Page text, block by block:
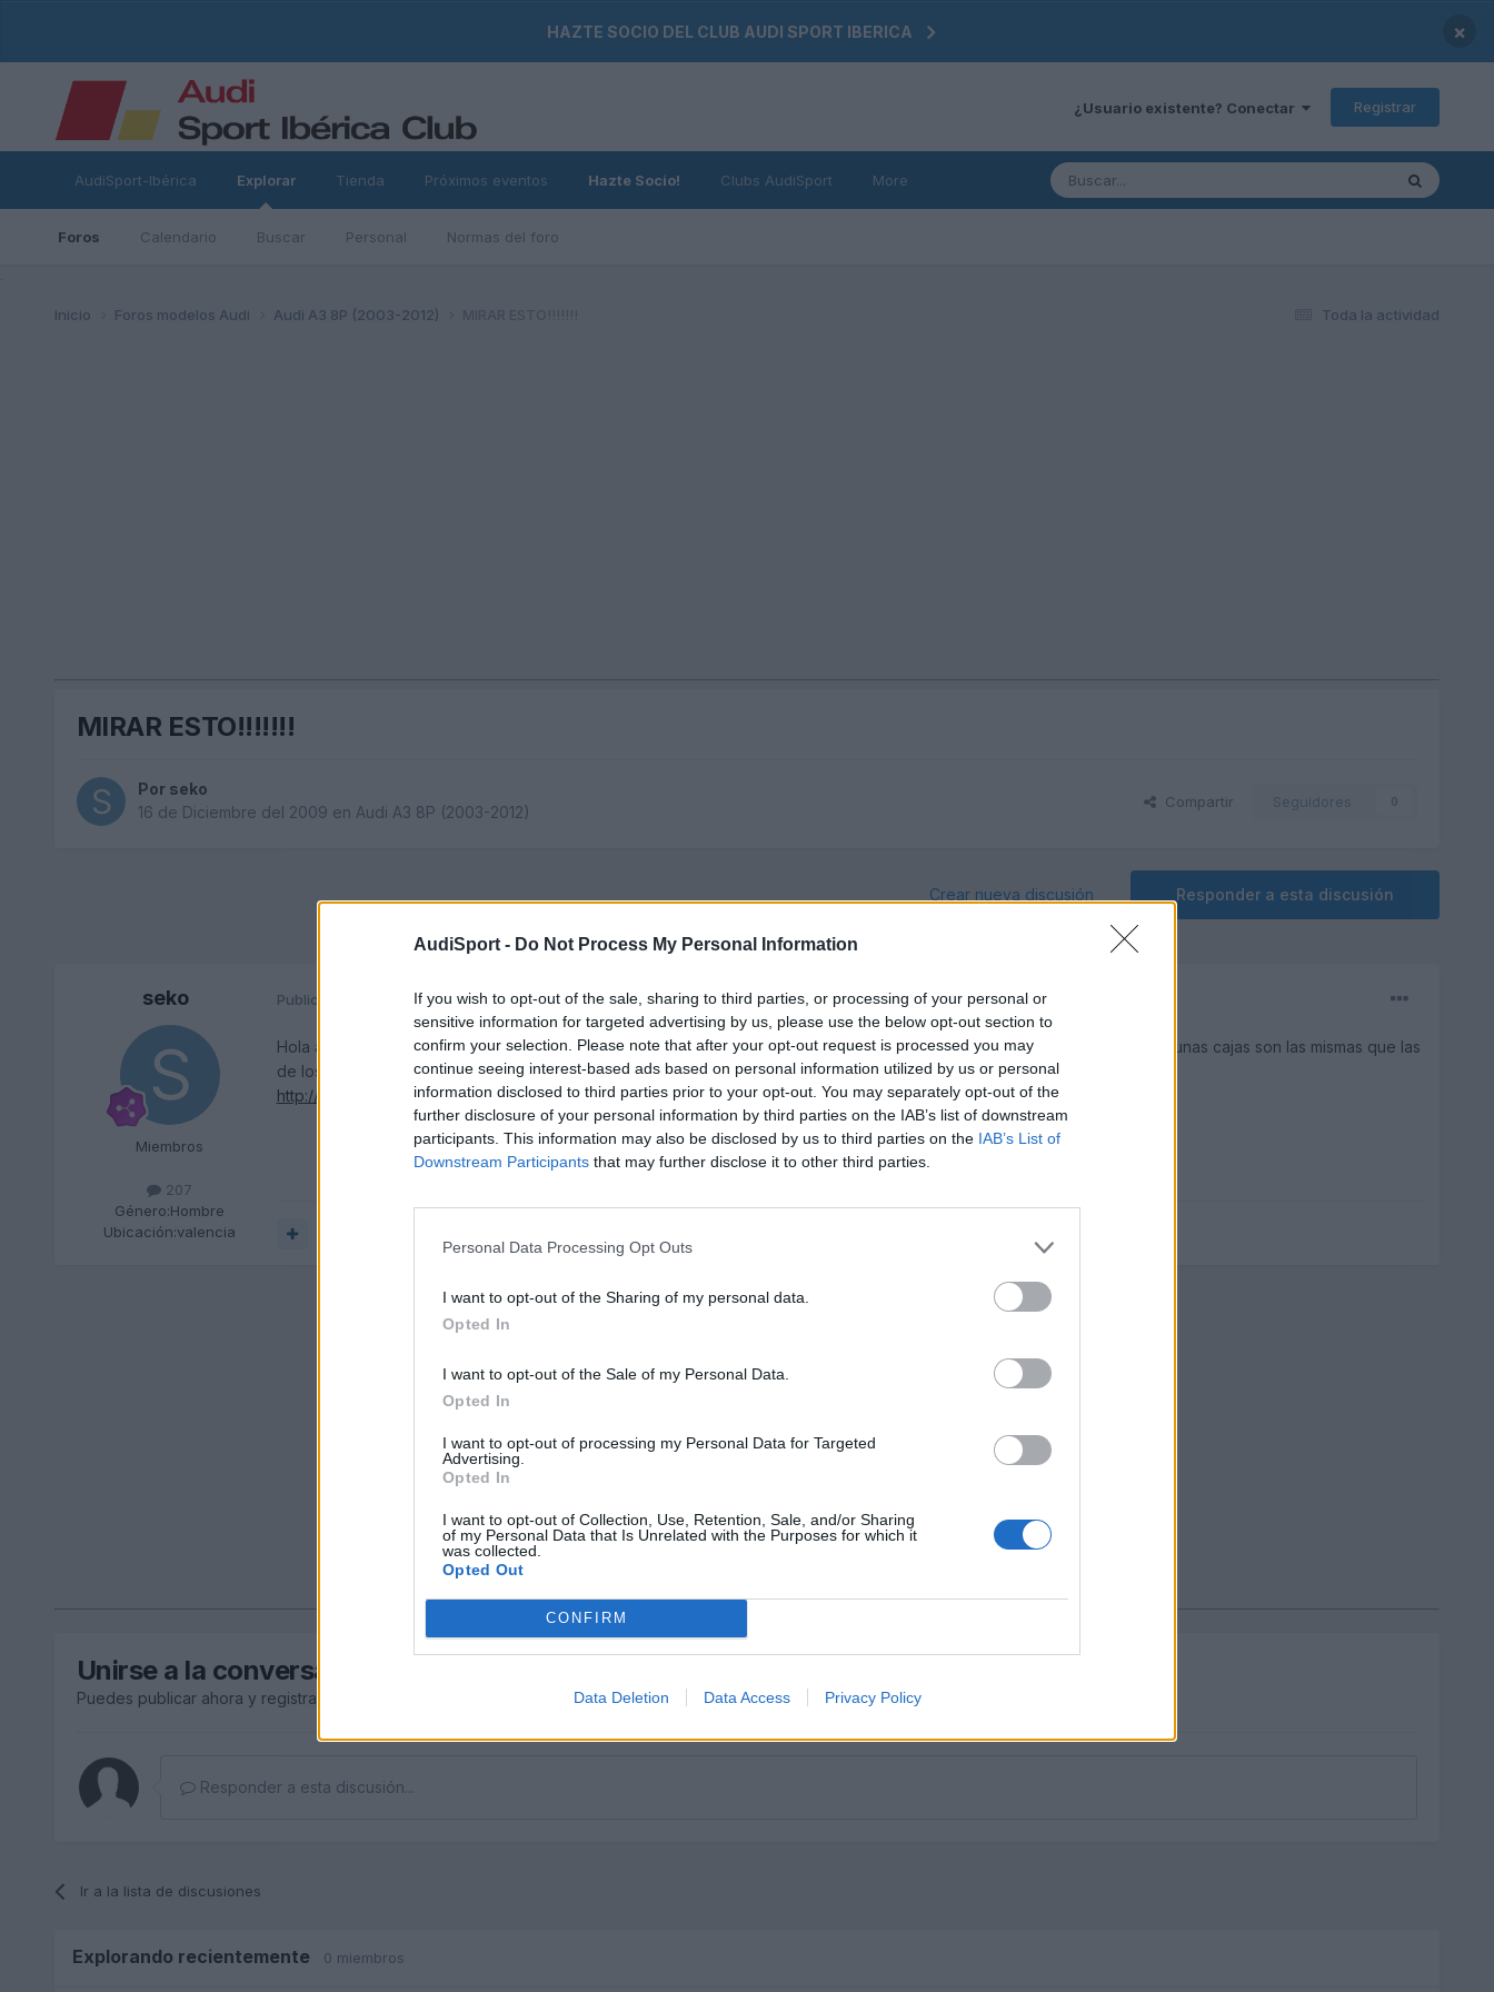
AudiSport - Do Not Process My Personal Information
If you wish to opt-out of the sale, sharing to third parties, or processing of your personal or
sensitive information for targeted advertising by us, please use the below opt-out section to
confirm your selection. Please note that after your opt-out request is processed you may
continue seeing interest-based ads based on personal information utilized by us or personal
information disclosed to third parties prior to your opt-out. You may separately opt-out of the
further disclosure of your personal information by third parties on the IAB’s list of downstream
participants. This information may also be disclosed by us to third parties on the IAB’s List of
Downstream Participants that may further disclose it to other third parties.
Personal Data Processing Opt Outs
I want to opt-out of the Sharing of my personal data.
Opted In
I want to opt-out of the Sale of my Personal Data.
Opted In
I want to opt-out of processing my Personal Data for Targeted
Advertising.
Opted In
I want to opt-out of Collection, Use, Retention, Sale, and/or Sharing
of my Personal Data that Is Unrelated with the Purposes for which it
was collected.
Opted Out
CONFIRM
Data Deletion Data Access Privacy Policy
HAZTE SOCIO DEL CLUB AUDI SPORT IBERICA ×
¿Usuario existente? Conectar Registrar
AudiSport-Ibérica Explorar
Foros Calendario Buscar Personal Normas del foro
Tienda Próximos eventos Hazte Socio! Clubs AudiSport More
Toda la actividad
Inicio Foros modelos Audi Audi A3 8P (2003-2012)
MIRAR ESTO!!!!!!!
Por seko
16 de Diciembre del 2009 en Audi A3 8P (2003-2012)
Compartir Seguidores 0
Responder a esta discusión
Crear nueva discusión
seko
Miembros
207
Género:Hombre
Ubicación:valencia
Publicado 16 de Diciembre del 2009
Hola aqui os pongo el enlace de una pagina que he encontrado que venden todo tipo de leds y ademas he visto que algunas cajas son las mismas que las
de los led de well-done mirarla y ya me decis cosas un saludo
http://www.dealextreme.com/products.dx/category.799~page.7
Unirse a la conversación
Puedes publicar ahora y registrarte más tarde. Si tienes una cuenta,conecta ahora para publicar con tu cuenta.
Responder a esta discusión...
Ir a la lista de discusiones
Explorando recientemente 0 miembros